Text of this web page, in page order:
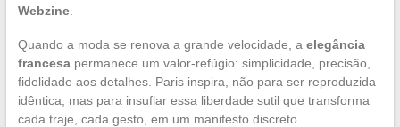
Webzine.
Quando a moda se renova a grande velocidade, a elegância
francesapermanece um valor-refúgio: simplicidade, precisão,
fidelidade aos detalhes. Paris inspira, não para ser reproduzida
idêntica, mas para insuflar essa liberdade sutil que transforma
cada traje, cada gesto, em um manifesto discreto.